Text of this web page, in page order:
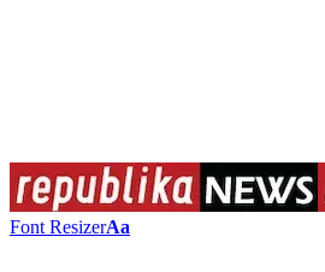
Font ResizerAa